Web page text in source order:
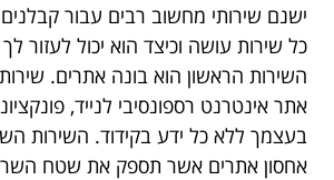
ישנם שירותי מחשוב רבים עבור
כל שירות עושה וכיצד הוא יכול לעזור
השירות הראשון הוא בונה אתרים. שירות
אתר אינטרנט רספונסיבי לנייד,
בעצמך ללא כל ידע בקידוד. השירות
אחסון אתרים אשר תספק את שטח